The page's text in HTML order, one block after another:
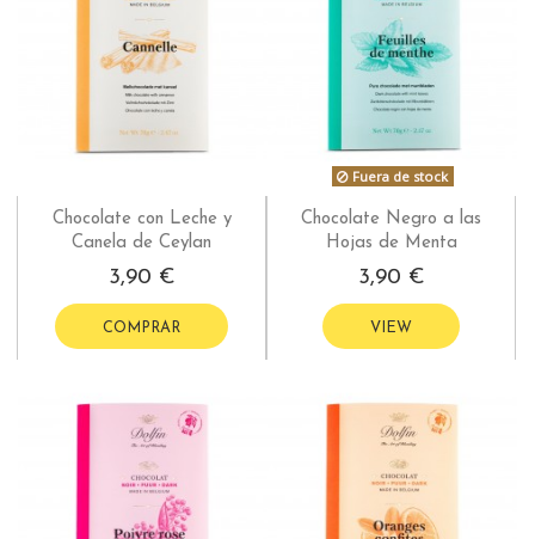
Chocolate con Leche y
Canela de Ceylan
3,90 €
COMPRAR
Fuera de stock
Chocolate Negro a las
Hojas de Menta
3,90 €
VIEW